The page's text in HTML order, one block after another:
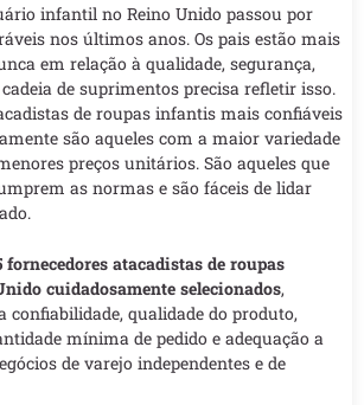
infantil no Reino Unido passou por
nos últimos anos. Os pais estão mais
em relação à qualidade, segurança,
de suprimentos precisa refletir isso.
de roupas infantis mais confiáveis
são aqueles com a maior variedade
preços unitários. São aqueles que
as normas e são fáceis de lidar
fornecedores atacadistas de roupas
cuidadosamente selecionados,
confiabilidade, qualidade do produto,
mínima de pedido e adequação a
de varejo independentes e de